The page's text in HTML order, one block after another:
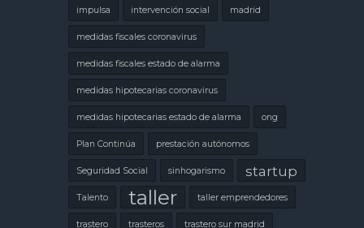
impulsa intervención social madrid
medidas fiscales coronavirus
medidas fiscales estado de alarma
medidas hipotecarias coronavirus
medidas hipotecarias estado de alarma ong
Plan Continúa prestación autónomos
Seguridad Social sinhogarismo startup
Talento taller taller emprendedores
trastero trasteros trastero sur madrid